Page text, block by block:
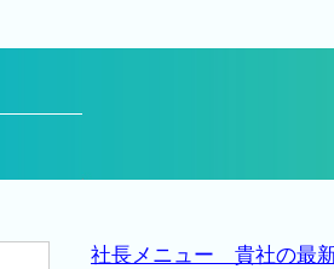
社長メニュー 貴社の最